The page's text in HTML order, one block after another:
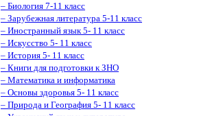
– Биология 7-11 класс
– Зарубежная литература 5-11 класс
– Иностранный язык 5- 11 класс
– Искусство 5- 11 класс
– История 5- 11 класс
– Книги для подготовки к ЗНО
– Математика и информатика
– Основы здоровья 5- 11 класс
– Природа и География 5- 11 класс